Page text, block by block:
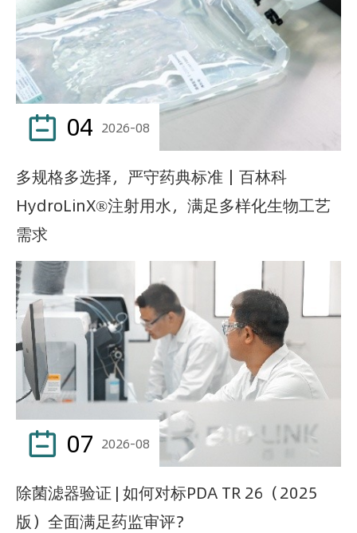
 04 2026-08
多规格多选择，严守药典标准｜百林科
HydroLinX®注射用水，满足多样化生物工艺
需求
 07 2026-08
除菌滤器验证 | 如何对标PDA TR 26（2025
版）全面满足药监审评？